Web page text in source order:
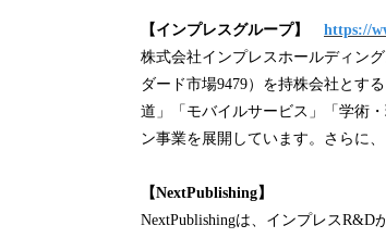
【インプレスグループ】 https://
株式会社インプレスホールディン
ダード市場9479）を持株会社とす
道」「モバイルサービス」「学術
ン事業を展開しています。さらに
【NextPublishing】
NextPublishingは、インプレス